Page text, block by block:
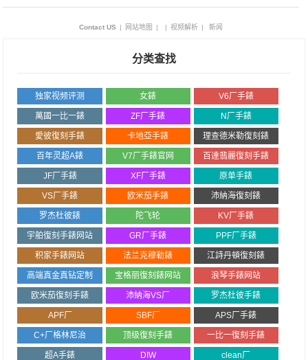
Contact US | 网站地图 | | 视频解析 | 新闻
分类查找
独家视频评测 女錶 V6厂手錶
萬國一比一錶 ZF厂手錶 N厂手錶
愛彼復刻手錶 卡地亞手錶 理查德米勒復刻錶
百年灵超A錶 V7厂手錶官网 百達翡麗復刻手錶
JF厂手錶 XF厂手錶 原单手錶
VS厂手錶 欧米茄手錶 沛納海復刻錶
罗杰杜彼錶 陀飞轮 KV厂手錶
宇舶復刻手錶网站 GR厂手錶 PPF厂手錶
积家手錶网站 法兰克穆勒錶 江詩丹頓復刻錶
高端真金真钻定制 宝格丽復刻錶网站 浪琴手錶网站
欧米茄復刻手錶 沛納海VS厂 罗杰杜彼手錶
APF厂 SBF厂 APS厂手錶
C+厂格林尼治 顶级復刻手錶 一比一復刻手錶
超A手錶 DIW clean厂